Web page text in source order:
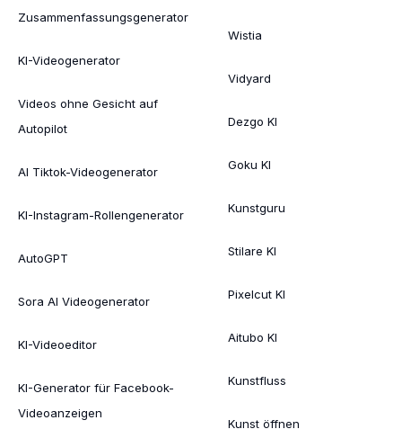
Zusammenfassungsgenerator
KI-Videogenerator
Videos ohne Gesicht auf
Autopilot
AI Tiktok-Videogenerator
KI-Instagram-Rollengenerator
AutoGPT
Sora AI Videogenerator
KI-Videoeditor
KI-Generator für Facebook-
Videoanzeigen
Wistia
Vidyard
Dezgo KI
Goku KI
Kunstguru
Stilare KI
Pixelcut KI
Aitubo KI
Kunstfluss
Kunst öffnen